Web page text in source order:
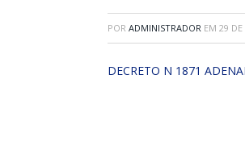
POR ADMINISTRADOR EM 29 DE
DECRETO N 1871